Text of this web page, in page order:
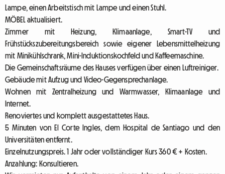
Lampe, einen Arbeitstisch mit Lampe und einen Stuhl.
MÖBEL aktualisiert.
Zimmer mit Heizung, Klimaanlage, Smart-TV und
Frühstückszubereitungsbereich sowie eigener Lebensmittelheizung
mit Minikühlschrank, Mini-Induktionskochfeld und Kaffeemaschine.
Die Gemeinschaftsräume des Hauses verfügen über einen Luftreiniger.
Gebäude mit Aufzug und Video-Gegensprechanlage.
Wohnen mit Zentralheizung und Warmwasser, Klimaanlage und
Internet.
Renoviertes und komplett ausgestattetes Haus.
5 Minuten von El Corte Ingles, dem Hospital de Santiago und den
Universitäten entfernt.
Einzelnutzungspreis. 1 Jahr oder vollständiger Kurs 360 € + Kosten.
Anzahlung: Konsultieren.